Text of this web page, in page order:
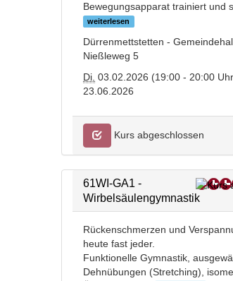
Bewegungsapparat trainiert und
weiterlesen
Dürrenmettstetten -
Nießleweg 5
Di. 03.02.2026 (19:00 - 20:00
23.06.2026
Kurs abgeschlossen
61WI-GA1 -
Wirbelsäulengymnastik
Rückenschmerzen und
heute fast jeder.
Funktionelle Gymnastik,
Dehnübungen (Stretching),